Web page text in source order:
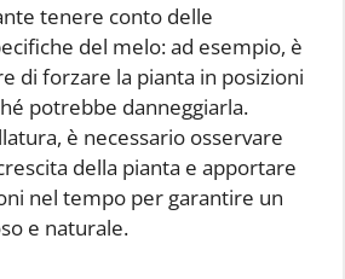
tenere conto delle
del melo: ad esempio, è
di forzare la pianta in posizioni
potrebbe danneggiarla.
è necessario osservare
della pianta e apportare
nel tempo per garantire un
e naturale.